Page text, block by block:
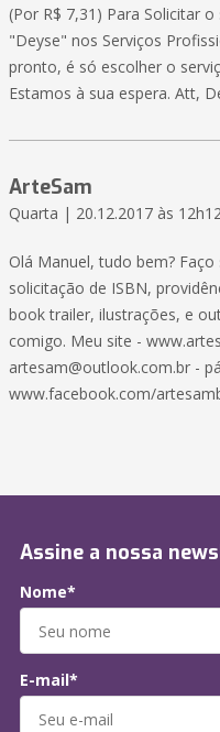
(Por R$ 7,31) Para Solicitar
"Deyse" nos Serviços
pronto, é só escolher o
Estamos à sua espera. Att,
ArteSam
Quarta | 20.12.2017 às
Olá Manuel, tudo bem?
solicitação de ISBN,
book trailer, ilustrações, e
comigo. Meu site -
artesam@outlook.com.br -
www.facebook.com/
Assine a nossa
Nome*
E-mail*